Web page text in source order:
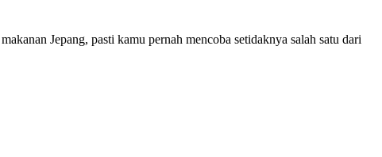
Jepang, pasti kamu pernah mencoba setidaknya salah satu dari